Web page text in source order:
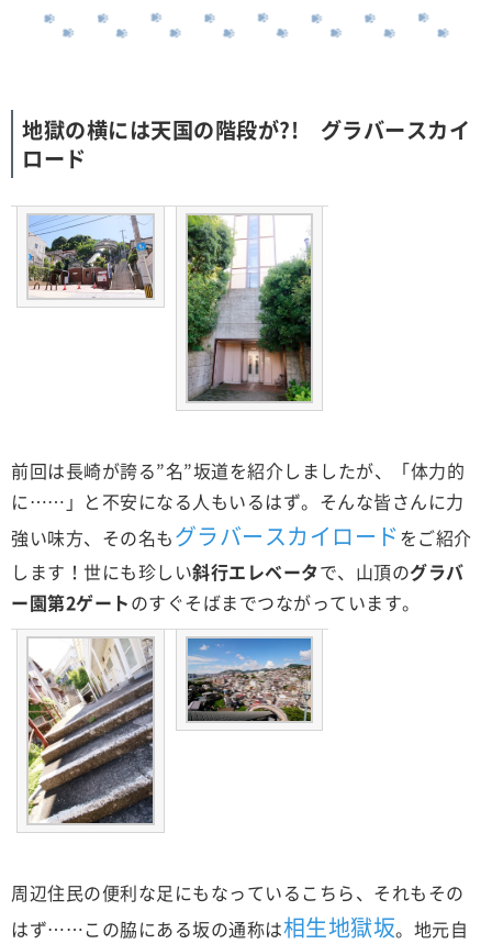
地獄の横には天国の階段が?! グラバースカイ
ロード
前回は長崎が誇る”名”坂道を紹介しましたが、「体力的
に……」と不安になる人もいるはず。そんな皆さんに力
強い味方、その名もグラバースカイロードをご紹介
します！世にも珍しい斜行エレベータで、山頂のグラバ
ー園第2ゲートのすぐそばまでつながっています。
周辺住民の便利な足にもなっているこちら、それもその
はず……この脇にある坂の通称は相生地獄坂。地元自